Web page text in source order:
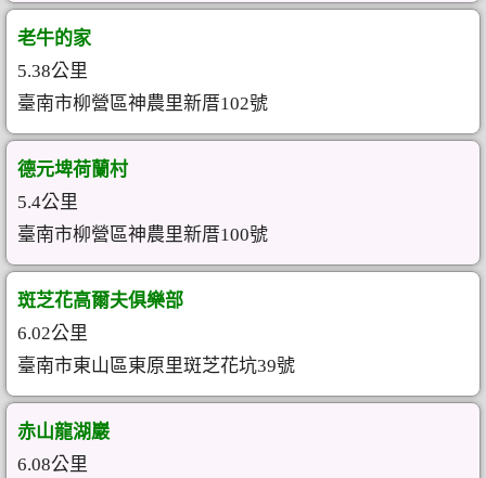
老牛的家
5.38公里
臺南市柳營區神農里新厝102號
德元埤荷蘭村
5.4公里
臺南市柳營區神農里新厝100號
斑芝花高爾夫俱樂部
6.02公里
臺南市東山區東原里斑芝花坑39號
赤山龍湖巖
6.08公里